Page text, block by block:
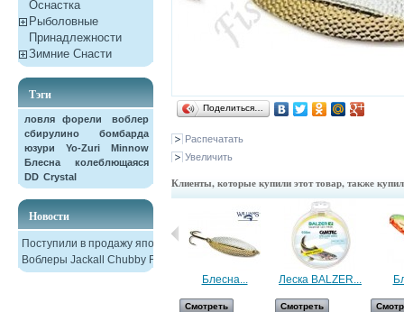
Оснастка
Рыболовные
Принадлежности
Зимние Снасти
Тэги
ловля форели
воблер
сбирулино
бомбарда
юзури
Yo-Zuri
Minnow
Блесна колеблющаяся
DD Crystal
Новости
Поступили в продажу японские
Воблеры Jackall Chubby F38
Поделиться…
Распечатать
Увеличить
Клиенты, которые купили этот товар, также
Блесна...
Смотреть
Леска BALZER...
Смотреть